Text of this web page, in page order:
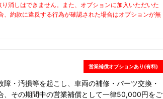
消しはできません。また、オプションに加入いただいた
約款に違反する行為が確認された場合はオプションが無
営業補償オプションあり(有料)
・汚損等を起こし、車両の補修・パーツ交換・
、その期間中の営業補償として一律50,000円をご